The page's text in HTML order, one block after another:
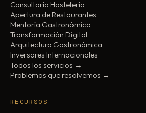
Consultoría Hostelería
Apertura de Restaurantes
Mentoría Gastronómica
Transformación Digital
Arquitectura Gastronómica
Inversores Internacionales
Todos los servicios →
Problemas que resolvemos →
RECURSOS